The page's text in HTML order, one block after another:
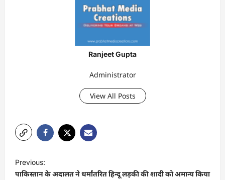
Ranjeet Gupta
Administrator
View All Posts
o
Previous:
पाकिस्तान के अदालत ने धर्मांतरित हिन्दू लड़की की शादी को अमान्य किया